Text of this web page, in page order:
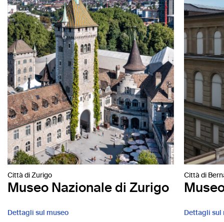
Città di Zurigo
Museo Nazionale di Zurigo
Dettagli sul museo
Città di
Dettagli sul